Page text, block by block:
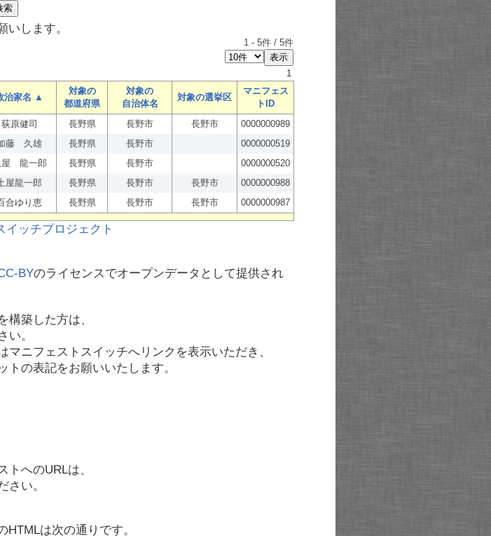
いします。
1 - 5件 / 5件
1
治家名 ▲
対象の
都道府県
対象の
自治体名
対象の選挙区
マニフェス
トID
荻原健司 長野県 長野市 長野市
0000000989
藤 久雄 長野県 長野市
0000000519
屋 龍一郎 長野県 長野市
0000000520
屋龍一郎 長野県 長野市 長野市
0000000988
合ゆり恵 長野県 長野市 長野市 0000000987
BYのライセンスでオープンデータとして提供され
構築した方は、
い。
ニフェストスイッチへリンクを表示いただき、
の表記をお願いいたします。
へのURLは、
さい。
は次の通りです。